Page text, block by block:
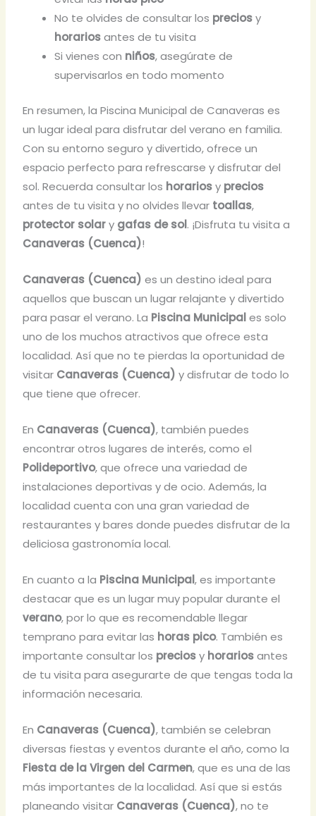
No te olvides de consultar los preciosy
horariosantes de tu visita
Si vienes con niños, asegúrate de
supervisarlos en todo momento
En resumen, la Piscina Municipal de Canaveras es
un lugar ideal para disfrutar del verano en familia.
Con su entorno seguro y divertido, ofrece un
espacio perfecto para refrescarse y disfrutar del
sol. Recuerda consultar los horariosy precios
antes de tu visita y no olvides llevar toallas,
protector solary gafas de sol. ¡Disfruta tu visita a
Canaveras (Cuenca)!
Canaveras (Cuenca) es un destino ideal para
aquellos que buscan un lugar relajante y divertido
para pasar el verano. La Piscina Municipales solo
uno de los muchos atractivos que ofrece esta
localidad. Así que no te pierdas la oportunidad de
visitar Canaveras (Cuenca) y disfrutar de todo lo
que tiene que ofrecer.
En Canaveras (Cuenca), también puedes
encontrar otros lugares de interés, como el
Polideportivo, que ofrece una variedad de
instalaciones deportivas y de ocio. Además, la
localidad cuenta con una gran variedad de
restaurantes y bares donde puedes disfrutar de la
deliciosa gastronomía local.
En cuanto a la Piscina Municipal, es importante
destacar que es un lugar muy popular durante el
verano, por lo que es recomendable llegar
temprano para evitar las horas pico. También es
importante consultar los preciosy horariosantes
de tu visita para asegurarte de que tengas toda la
información necesaria.
En Canaveras (Cuenca), también se celebran
diversas fiestas y eventos durante el año, como la
Fiesta de la Virgen del Carmen, que es una de las
más importantes de la localidad. Así que si estás
planeando visitar Canaveras (Cuenca), no te